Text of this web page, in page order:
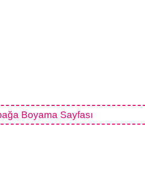
Boyama Sayfası